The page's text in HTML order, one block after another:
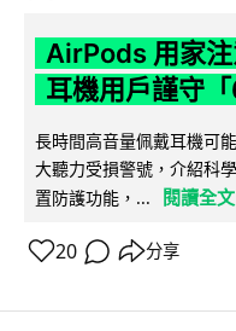
AirPods 用家
耳機用戶謹守
長時間高音量佩戴耳機可
大聽力受損警號，介紹科
置防護功能，...
閱讀全文
20 分享